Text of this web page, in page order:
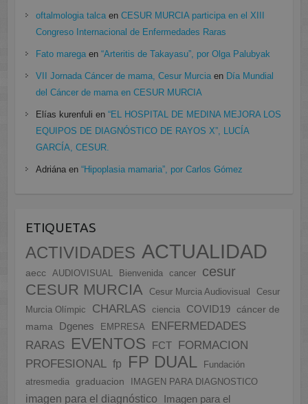
oftalmologia talcaen CESUR MURCIA participa en el XIII
Congreso Internacional de Enfermedades Raras
Fato maregaen “Arteritis de Takayasu”, por Olga Palubyak
VII Jornada Cáncer de mama, Cesur Murciaen Día Mundial
del Cáncer de mama en CESUR MURCIA
Elías kurenfuli en “EL HOSPITAL DE MEDINA MEJORA LOS
EQUIPOS DE DIAGNÓSTICO DE RAYOS X”, LUCÍA
GARCÍA, CESUR.
Adriánaen “Hipoplasia mamaria”, por Carlos Gómez
ETIQUETAS
ACTIVIDADES ACTUALIDAD
aecc AUDIOVISUAL Bienvenida cancer cesur
CESUR MURCIA Cesur Murcia Audiovisual
Cesur
Murcia Olímpic
CHARLAS ciencia COVID19
cáncer de
mama
Dgenes EMPRESA
ENFERMEDADES
RARAS EVENTOS FCT
FORMACION
PROFESIONAL
fp FP DUAL
Fundación
atresmedia
graduacion IMAGEN PARA DIAGNOSTICO
imagen para el diagnóstico Imagen para el